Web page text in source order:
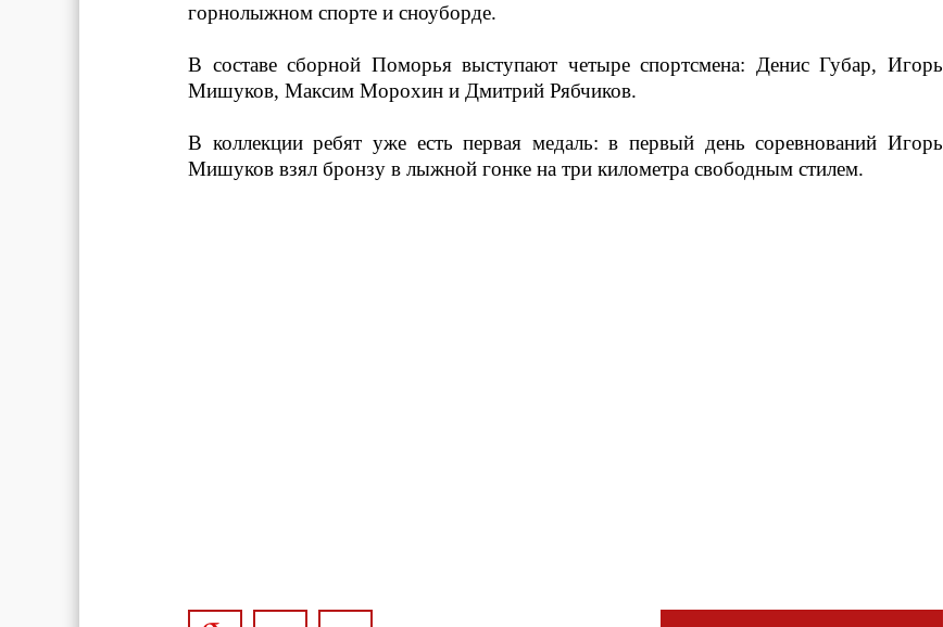
горнолыжном спорте и сноуборде.
В составе сборной Поморья выступают четыре спортсмена: Денис Губар, Игорь
Мишуков, Максим Морохин и Дмитрий Рябчиков.
В коллекции ребят уже есть первая медаль: в первый день соревнований Игорь
Мишуков взял бронзу в лыжной гонке на три километра свободным стилем.